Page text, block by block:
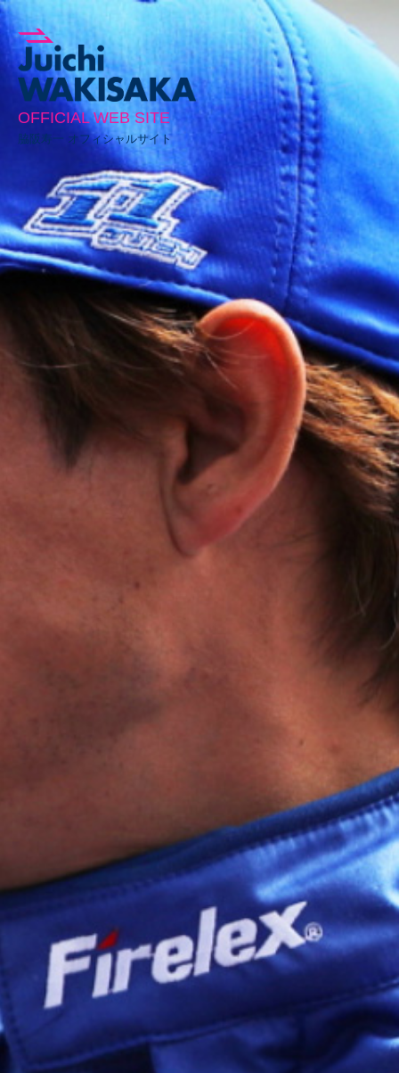
OFFICIAL WEB SITE
脇阪寿一 オフィシャルサイト